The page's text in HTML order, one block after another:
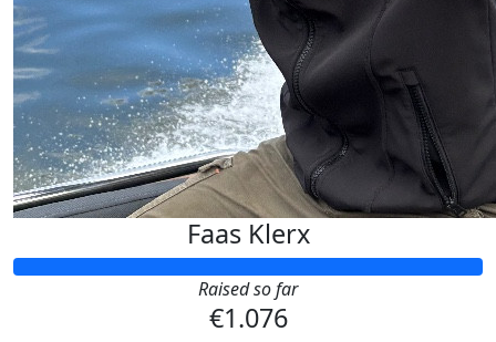
Faas Klerx
Raised so far
€1.076